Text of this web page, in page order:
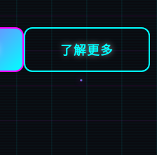
了解更多